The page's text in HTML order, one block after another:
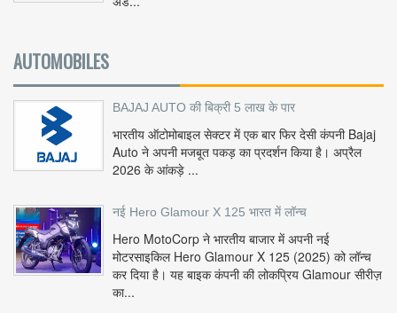
AUTOMOBILES
BAJAJ AUTO की बिक्री 5 लाख के पार
भारतीय ऑटोमोबाइल सेक्टर में एक बार फिर देसी कंपनी Bajaj
Auto ने अपनी मजबूत पकड़ का प्रदर्शन किया है। अप्रैल
2026 के आंकड़े ...
नई Hero Glamour X 125 भारत में लॉन्च
Hero MotoCorp ने भारतीय बाजार में अपनी नई
मोटरसाइकिल Hero Glamour X 125 (2025) को लॉन्च
कर दिया है। यह बाइक कंपनी की लोकप्रिय Glamour सीरीज़
का...